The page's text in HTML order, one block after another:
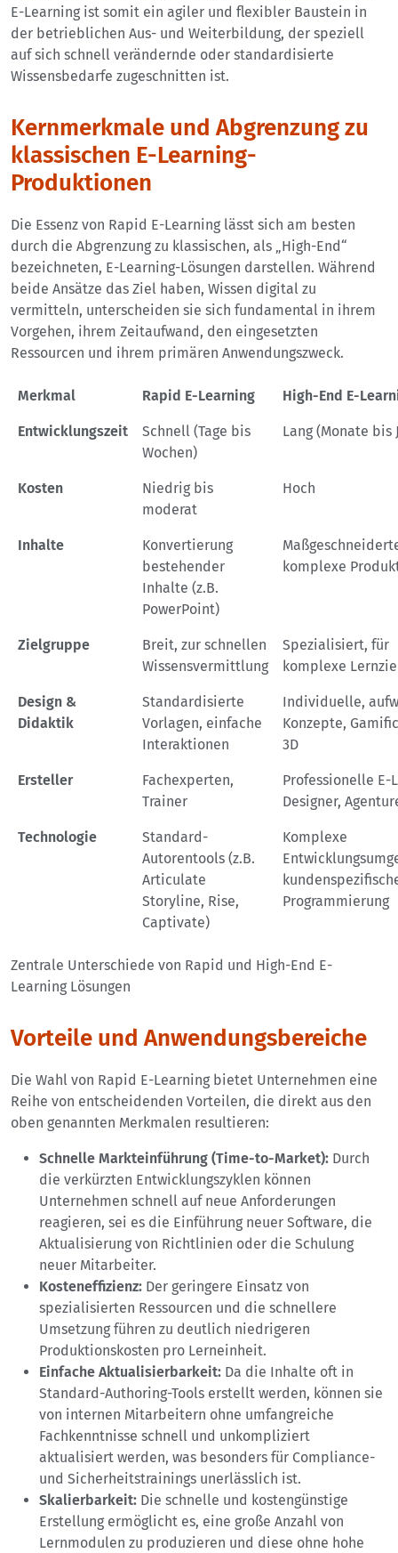
E-Learning ist somit ein agiler und flexibler Baustein in
der betrieblichen Aus- und Weiterbildung, der speziell
auf sich schnell verändernde oder standardisierte
Wissensbedarfe zugeschnitten ist.
Kernmerkmale und Abgrenzung zu
klassischen E-Learning-
Produktionen
Die Essenz von Rapid E-Learning lässt sich am besten
durch die Abgrenzung zu klassischen, als „High-End“
bezeichneten, E-Learning-Lösungen darstellen. Während
beide Ansätze das Ziel haben, Wissen digital zu
vermitteln, unterscheiden sie sich fundamental in ihrem
Vorgehen, ihrem Zeitaufwand, den eingesetzten
Ressourcen und ihrem primären Anwendungszweck.
Merkmal Rapid E-Learning High-End E-
Entwicklungszeit
Schnell (Tage bis
Wochen)
Lang (Monate bis
Kosten
Niedrig bis
moderat
Hoch
Inhalte
Konvertierung
bestehender
Inhalte (z.B.
PowerPoint)
komplexe
Zielgruppe
Breit, zur schnellen
Wissensvermittlung
Spezialisiert, für
komplexe
Design &
Didaktik
Standardisierte
Vorlagen, einfache
Interaktionen
Individuelle,
Konzepte,
3D
Ersteller
Fachexperten,
Trainer
Professionelle E-
Designer,
Technologie
Standard-
Autorentools (z.B.
Articulate
Storyline, Rise,
Captivate)
Komplexe
Programmierung
Zentrale Unterschiede von Rapid und High-End E-
Learning Lösungen
Vorteile und Anwendungsbereiche
Die Wahl von Rapid E-Learning bietet Unternehmen eine
Reihe von entscheidenden Vorteilen, die direkt aus den
oben genannten Merkmalen resultieren:
Schnelle Markteinführung (Time-to-Market): Durch
die verkürzten Entwicklungszyklen können
Unternehmen schnell auf neue Anforderungen
reagieren, sei es die Einführung neuer Software, die
Aktualisierung von Richtlinien oder die Schulung
neuer Mitarbeiter.
Kosteneffizienz: Der geringere Einsatz von
spezialisierten Ressourcen und die schnellere
Umsetzung führen zu deutlich niedrigeren
Produktionskosten pro Lerneinheit.
Einfache Aktualisierbarkeit: Da die Inhalte oft in
Standard-Authoring-Tools erstellt werden, können sie
von internen Mitarbeitern ohne umfangreiche
Fachkenntnisse schnell und unkompliziert
aktualisiert werden, was besonders für Compliance-
und Sicherheitstrainings unerlässlich ist.
Skalierbarkeit: Die schnelle und kostengünstige
Erstellung ermöglicht es, eine große Anzahl von
Lernmodulen zu produzieren und diese ohne hohe